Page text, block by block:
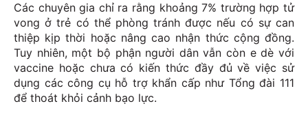
Các chuyên gia chỉ ra rằng khoảng 7% trường hợp tử
vong ở trẻ có thể phòng tránh được nếu có sự can
thiệp kịp thời hoặc nâng cao nhận thức cộng đồng.
Tuy nhiên, một bộ phận người dân vẫn còn e dè với
vaccine hoặc chưa có kiến thức đầy đủ về việc sử
dụng các công cụ hỗ trợ khẩn cấp như Tổng đài 111
để thoát khỏi cảnh bạo lực.